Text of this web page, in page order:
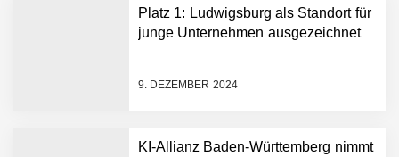
Platz 1: Ludwigsburg als Standort für
junge Unternehmen ausgezeichnet
9. DEZEMBER 2024
KI-Allianz Baden-Württemberg nimmt